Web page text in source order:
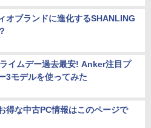
オブランドに進化するSHANLING
イムデー過去最安! Anker注目プ
3モデルを使ってみた
得な中古PC情報はこのページで